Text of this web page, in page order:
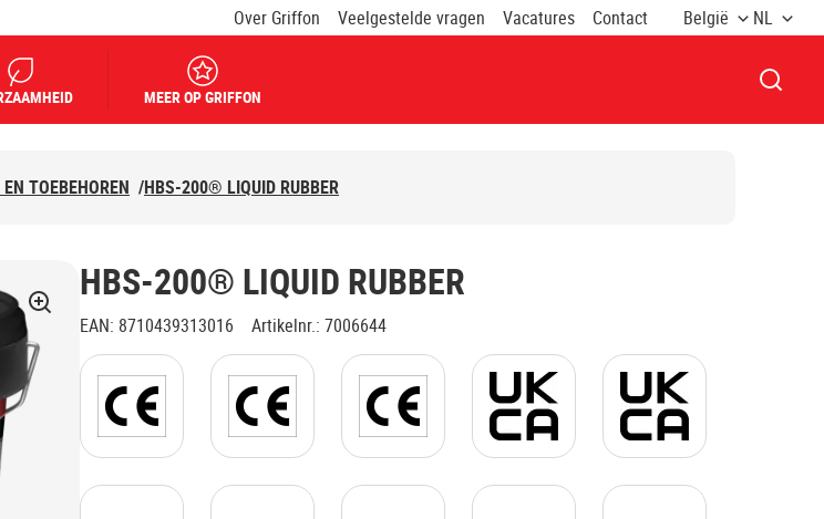
Over Griffon Veelgestelde vragen Vacatures Contact België NL
MEER OP GRIFFON
TOEBEHOREN /HBS-200® LIQUID RUBBER
HBS-200® LIQUID RUBBER
EAN: 8710439313016 Artikelnr.: 7006644